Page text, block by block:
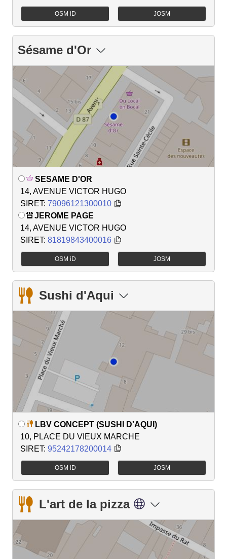
OSM iD JOSM
Sésame d'Or
SESAME D'OR
14, AVENUE VICTOR HUGO
SIRET: 79096121300010
JEROME PAGE
14, AVENUE VICTOR HUGO
SIRET: 81819843400016
OSM iD JOSM
Sushi d'Aqui
LBV CONCEPT (SUSHI D'AQUI)
10, PLACE DU VIEUX MARCHE
SIRET: 95242178200014
OSM iD JOSM
L'art de la pizza